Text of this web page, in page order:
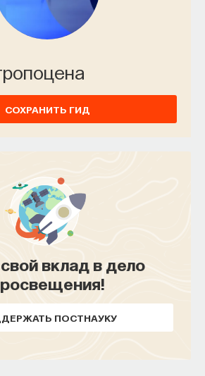
СОХРАНИТЬ ГИД
вклад в дело
ПОСТНАУКУ
пор, в том числе и на русских
что мы имеем дело
Проблема в том, что
специальных
к тому, что мы имеем дело
там, где должен вступать
язык и понимающий
или иного сообщения. Поэтому
Европейского суда
против Российской
указано, в чем проблема